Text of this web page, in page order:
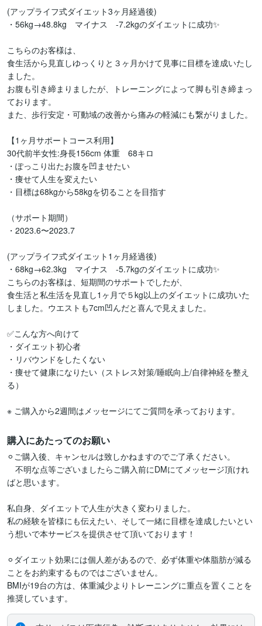
(アップライフ式ダイエット3ヶ月経過後)
・56kg→48.8kg　マイナス　-7.2kgのダイエットに成功✨
こちらのお客様は、
食生活から見直しゆっくりと３ヶ月かけて見事に目標を達成いたし
ました。
お腹も引き締まりましたが、トレーニングによって脚も引き締まっ
ております。
また、歩行安定・可動域の改善から痛みの軽減にも繋がりました。
【1ヶ月サポートコース利用】
30代前半女性:身長156cm 体重　68キロ
・ぽっこり出たお腹を凹ませたい
・痩せて人生を変えたい
・目標は68kgから58kgを切ることを目指す
（サポート期間）
・2023.6〜2023.7
(アップライフ式ダイエット1ヶ月経過後)
・68kg→62.3kg　マイナス　-5.7kgのダイエットに成功✨
こちらのお客様は、短期間のサポートでしたが、
食生活と私生活を見直し1ヶ月で５kg以上のダイエットに成功いた
しました。ウエストも7cm凹んだと喜んで見えました。
✅こんな方へ向けて
・ダイエット初心者
・リバウンドをしたくない
・痩せて健康になりたい（ストレス対策/睡眠向上/自律神経を整え
る）
※ ご購入から2週間はメッセージにてご質問を承っております。
購入にあたってのお願い
⚪︎ご購入後、キャンセルは致しかねますのでご了承ください。
不明な点等ございましたらご購入前にDMにてメッセージ頂けれ
ばと思います。
私自身、ダイエットで人生が大きく変わりました。
私の経験を皆様にも伝えたい、そして一緒に目標を達成したいとい
う想いで本サービスを提供させて頂いております！
⚪︎ダイエット効果には個人差があるので、必ず体重や体脂肪が減る
ことをお約束するものではございません。
BMIが19台の方は、体重減少よりトレーニングに重点を置くことを
推奨しています。